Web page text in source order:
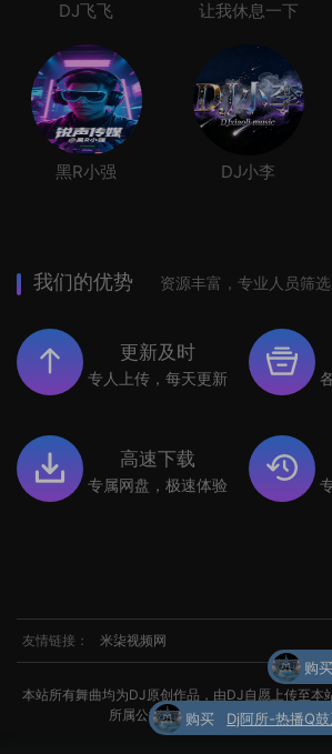
DJ飞飞 让我休息一下
黑R小强 DJ小李
我们的优势 资源丰富，专业人员筛
更新及时
专人上传，每天更新
高速下载
专属网盘，极速体验
友情链接： 米柒视频网
本站所有舞曲均为DJ原创作品，由DJ自愿上传至本
所属公司所有。如涉及侵权，请联系
购买
了
Dj阿所-热播Q
串烧